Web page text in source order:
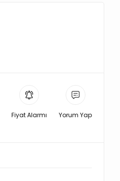
Fiyat Alarmı Yorum Yap